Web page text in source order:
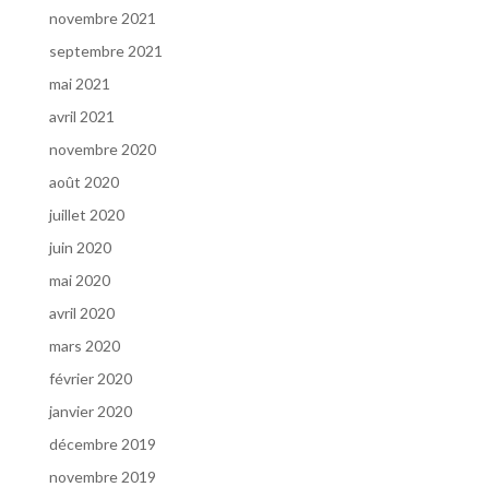
novembre 2021
septembre 2021
mai 2021
avril 2021
novembre 2020
août 2020
juillet 2020
juin 2020
mai 2020
avril 2020
mars 2020
février 2020
janvier 2020
décembre 2019
novembre 2019